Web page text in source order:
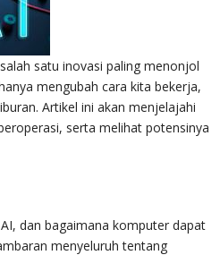
satu inovasi paling menonjol
mengubah cara kita bekerja,
Artikel ini akan menjelajahi
serta melihat potensinya
dan bagaimana komputer dapat
menyeluruh tentang